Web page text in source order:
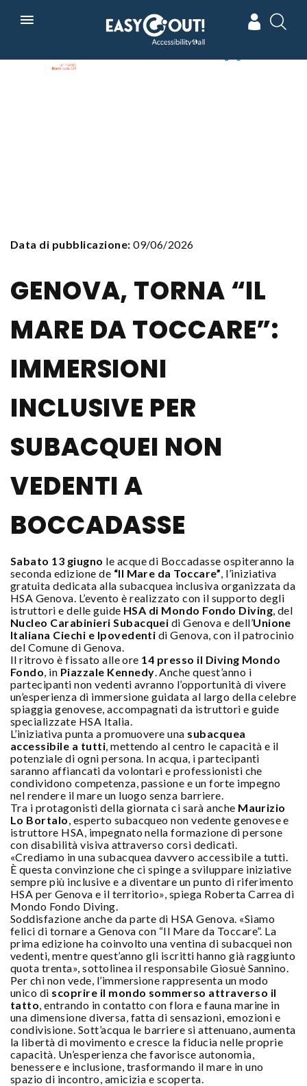
In collaborazione con Powered by
Data di pubblicazione:09/06/2026
GENOVA, TORNA “IL
MARE DA TOCCARE”:
IMMERSIONI
INCLUSIVE PER
SUBACQUEI NON
VEDENTI A
BOCCADASSE
Sabato 13 giugno le acque di Boccadasse ospiteranno la
seconda edizione de “Il Mare da Toccare”, l’iniziativa
gratuita dedicata alla subacquea inclusiva organizzata da
HSA Genova. L’evento è realizzato con il supporto degli
istruttori e delle guide HSA di Mondo Fondo Diving, del
Nucleo Carabinieri Subacquei di Genova e dell’Unione
Italiana Ciechi e Ipovedenti di Genova, con il patrocinio
del Comune di Genova.
Il ritrovo è fissato alle ore 14 presso il Diving Mondo
Fondo, in Piazzale Kennedy. Anche quest’anno i
partecipanti non vedenti avranno l’opportunità di vivere
un’esperienza di immersione guidata al largo della celebre
spiaggia genovese, accompagnati da istruttori e guide
specializzate HSA Italia.
L’iniziativa punta a promuovere una subacquea
accessibile a tutti, mettendo al centro le capacità e il
potenziale di ogni persona. In acqua, i partecipanti
saranno affiancati da volontari e professionisti che
condividono competenza, passione e un forte impegno
nel rendere il mare un luogo senza barriere.
Tra i protagonisti della giornata ci sarà anche Maurizio
Lo Bortalo, esperto subacqueo non vedente genovese e
istruttore HSA, impegnato nella formazione di persone
con disabilità visiva attraverso corsi dedicati.
«Crediamo in una subacquea davvero accessibile a tutti.
È questa convinzione che ci spinge a sviluppare iniziative
sempre più inclusive e a diventare un punto di riferimento
HSA per Genova e il territorio», spiega Roberta Carrea di
Mondo Fondo Diving.
Soddisfazione anche da parte di HSA Genova. «Siamo
felici di tornare a Genova con “Il Mare da Toccare”. La
prima edizione ha coinvolto una ventina di subacquei non
vedenti, mentre quest’anno gli iscritti hanno già raggiunto
quota trenta», sottolinea il responsabile Giosuè Sannino.
Per chi non vede, l’immersione rappresenta un modo
unico di scoprire il mondo sommerso attraverso il
tatto, entrando in contatto con flora e fauna marine in
una dimensione diversa, fatta di sensazioni, emozioni e
condivisione. Sott’acqua le barriere si attenuano, aumenta
la libertà di movimento e cresce la fiducia nelle proprie
capacità. Un’esperienza che favorisce autonomia,
benessere e inclusione, trasformando il mare in uno
spazio di incontro, amicizia e scoperta.